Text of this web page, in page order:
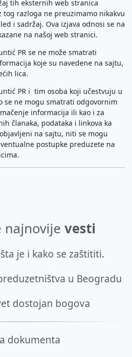
tih eksternih web stranica
tog razloga ne preuzimamo nikakvu
i sadržaj. Ova izjava odnosi se na
na našoj web stranici.
PR se ne može smatrati
koje su navedene na sajtu,
lica.
PR i tim osoba koji učestvuju u
se ne mogu smatrati odgovornim
informacija ili kao i za
članaka, podataka i linkova ka
na sajtu, niti se mogu
postupke preduzete na
najnovije vesti
je i kako se zaštititi.
u Beogradu
dostojan bogova
dokumenta